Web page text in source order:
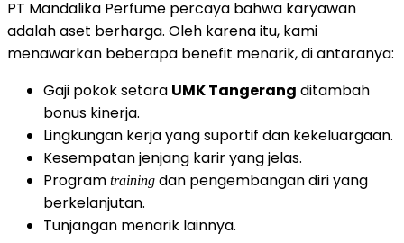
PT Mandalika Perfume percaya bahwa karyawan
adalah aset berharga. Oleh karena itu, kami
menawarkan beberapa benefit menarik, di antaranya:
Gaji pokok setara UMK Tangerang ditambah
bonus kinerja.
Lingkungan kerja yang suportif dan kekeluargaan.
Kesempatan jenjang karir yang jelas.
Program training dan pengembangan diri yang
berkelanjutan.
Tunjangan menarik lainnya.